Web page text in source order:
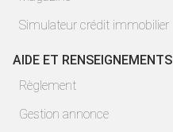
Simulateur crédit immobilier
AIDE ET RENSEIGNEMENTS
Règlement
Gestion annonce